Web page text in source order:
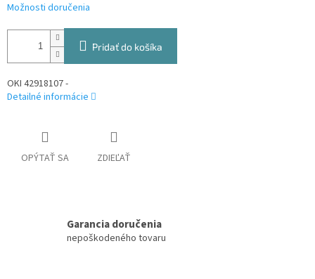
Možnosti doručenia
Pridať do košíka
OKI 42918107 -
Detailné informácie
OPÝTAŤ SA ZDIEĽAŤ
Garancia doručenia
nepoškodeného tovaru